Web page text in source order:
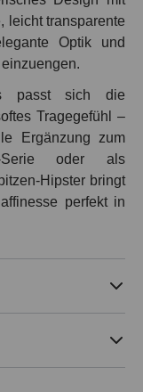
leicht transparente
Optik und
passt sich die
Tragegefühl –
Ergänzung zum
Serie oder als
Hipster bringt
perfekt in